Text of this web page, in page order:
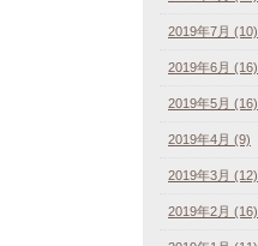
2019年7月 (10)
2019年6月 (16)
2019年5月 (16)
2019年4月 (9)
2019年3月 (12)
2019年2月 (16)